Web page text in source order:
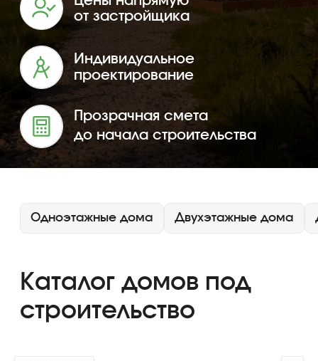
Одноэтажные дома
Каталог домов под
строительство